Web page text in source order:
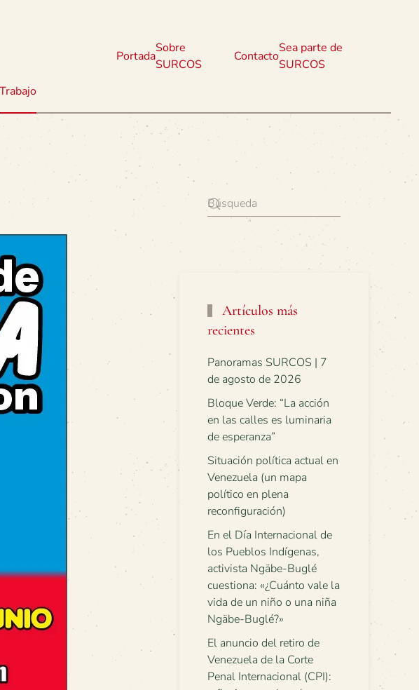
Trabajo
Portada
Sobre
SURCOS
Contacto
Sea parte de
SURCOS
Artículos más
recientes
Panoramas SURCOS | 7
de agosto de 2026
Bloque Verde: “La acción
en las calles es luminaria
de esperanza”
Situación política actual en
Venezuela (un mapa
político en plena
reconfiguración)
En el Día Internacional de
los Pueblos Indígenas,
activista Ngäbe-Buglé
cuestiona: «¿Cuánto vale la
vida de un niño o una niña
Ngäbe-Buglé?»
El anuncio del retiro de
Venezuela de la Corte
Penal Internacional (CPI):